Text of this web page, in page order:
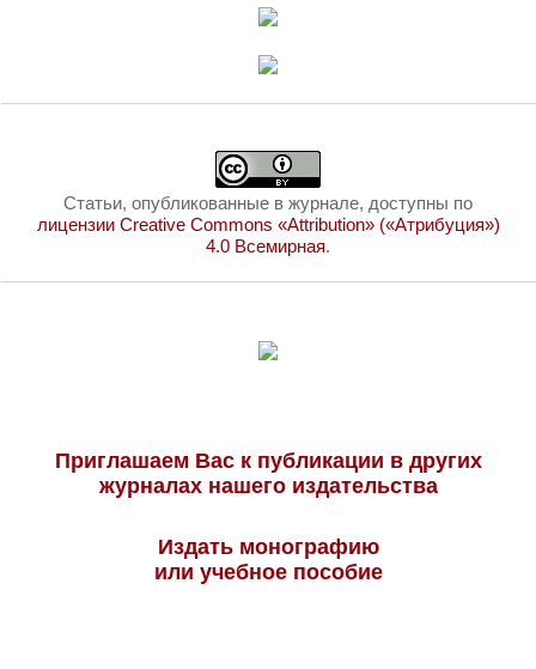
Статьи, опубликованные в журнале, доступны по
лицензии Creative Commons «Attribution» («Атрибуция»)
4.0 Всемирная.
Приглашаем Вас к публикации в других
журналах нашего издательства
Издать монографию
или учебное пособие